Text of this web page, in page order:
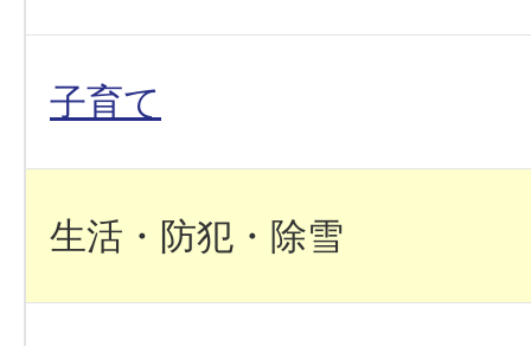
子育て
生活・防犯・除雪